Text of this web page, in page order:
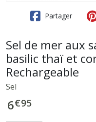
Partager
Sel de mer aux
basilic thaï et
Rechargeable
Sel
6€95